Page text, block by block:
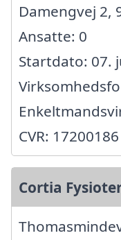
Damengvej 2,
Ansatte: 0
Startdato: 07.
CVR: 17200186
Cortia